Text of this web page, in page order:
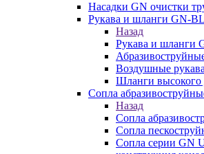
Насадки GN очистки
Рукава и шланги GN-
Назад
Рукава и шланги
Воздушные рукава
Шланги высокого
Сопла
Назад
Сопла
Сопла
Сопла серии GN